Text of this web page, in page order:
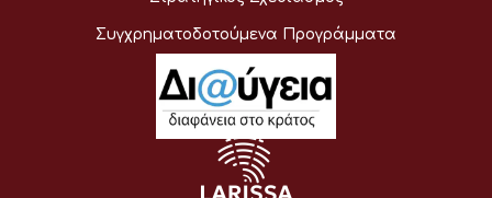
Συγχρηματοδοτούμενα Προγράμματα